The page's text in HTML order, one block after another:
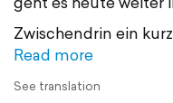
Zwischendrin ein
Read more
See translation